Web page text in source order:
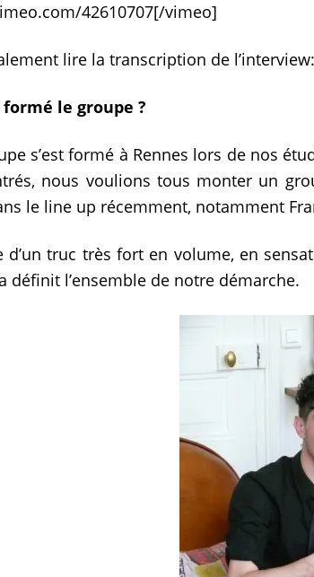
42610707[/vimeo]
lire la transcription de l’interview:
formé le groupe ?
s’est formé à Rennes lors de nos
nous voulions tous monter un
le line up récemment, notamment
d’un truc très fort en volume, en
définit l’ensemble de notre démarche.